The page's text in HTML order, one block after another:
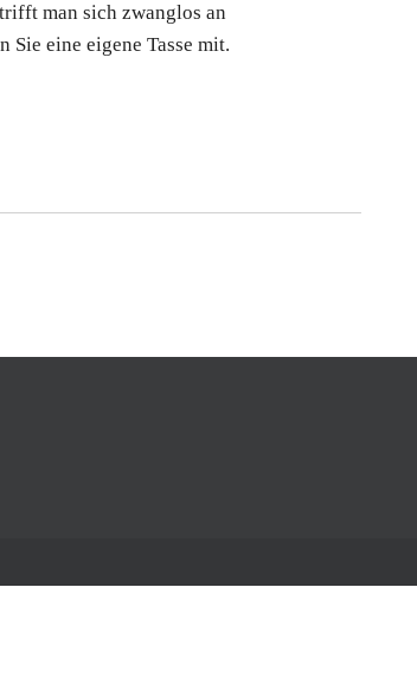
man sich zwanglos an
eine eigene Tasse mit.